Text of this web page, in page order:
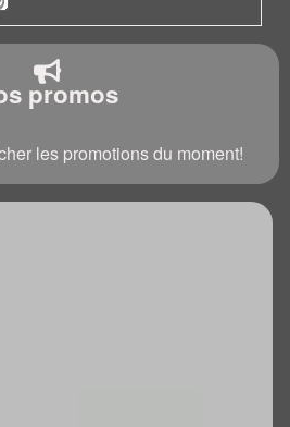
promos
les promotions du moment!